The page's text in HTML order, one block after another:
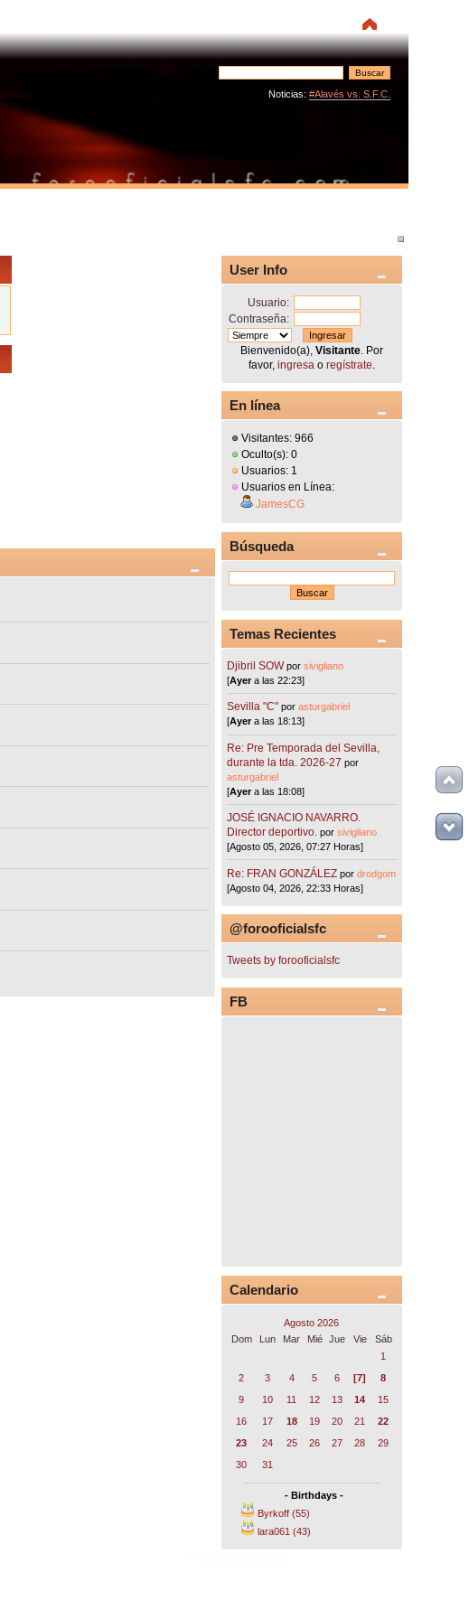
Noticias: #Alavés vs. S.F.C.
User Info
Usuario:
Contraseña:
Bienvenido(a),Visitante . Por
favor,ingresa oregístrate
En línea
Visitantes: 966
Oculto(s): 0
Usuarios: 1
Usuarios en Línea:
JamesCG
Búsqueda
Temas Recientes
Djibril SOW porsivigliano
[Ayera las 22:23]
Sevilla "C"porasturgabriel
[Ayera las 18:13]
Re: Pre Temporada del Sevilla,
durante la tda. 2026-27 por
asturgabriel
[Ayera las 18:08]
JOSÉ IGNACIO NAVARRO.
Director deportivo. porsivigliano
[Agosto 05, 2026, 07:27 Horas]
Re: FRAN GONZÁLEZ pordrodgom
[Agosto 04, 2026, 22:33 Horas]
@forooficialsfc
Tweets by forooficialsfc
FB
Calendario
Agosto 2026
Dom
Lun Mar Mié Jue Vie
Sáb
1
2
3 4 5 6 [7]
8
9
10 11 12 13 14
15
16
17 18 19 20 21
22
23
24 25 26 27 28
29
30
31
- Birthdays -
Byrkoff (55)
lara061 (43)